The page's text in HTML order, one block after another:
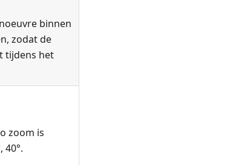
binnen
zodat de
tijdens het
zoom is
40°.